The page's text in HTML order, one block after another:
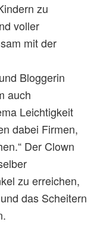
zu
voller
mit der
Bloggerin
auch
Leichtigkeit
dabei Firmen,
Der Clown
zu erreichen,
das Scheitern